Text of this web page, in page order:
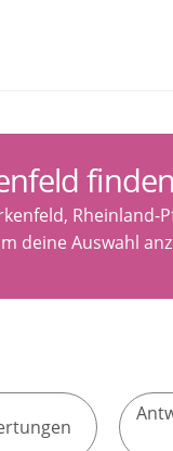
finden
Rheinland-
deine Auswahl